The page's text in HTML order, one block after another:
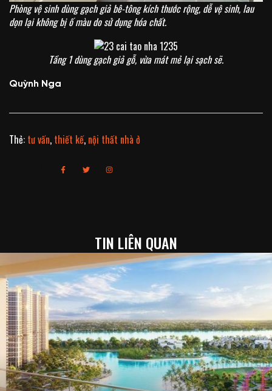
Phòng vệ sinh dùng gạch giả bê-tông kích thước rộng, dễ vệ sinh, lau
dọn lại không bị ố màu do sử dụng hóa chất.
Tầng 1 dùng gạch giả gỗ, vừa mát mẻ lại sạch sẽ.
Quỳnh Nga
Thẻ: tư vấn, thiết kế, nội thất nhà ở
TIN LIÊN QUAN